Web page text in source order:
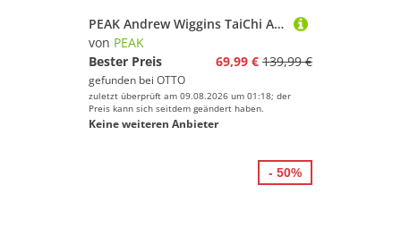
PEAK Andrew Wiggins TaiChi All Star Basketballschuh
von PEAK
Bester Preis
69,99 € 139,99 €
gefunden bei OTTO
zuletzt überprüft am 09.08.2026 um 01:18; der
Preis kann sich seitdem geändert haben.
Keine weiteren Anbieter
- 50%